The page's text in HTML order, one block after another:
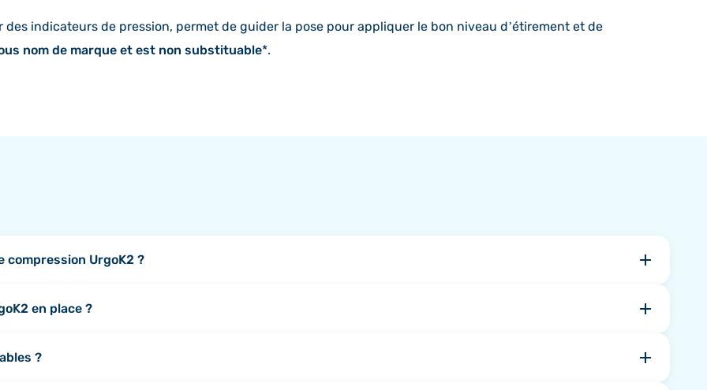
des indicateurs de pression, permet de guider la pose pour appliquer le bon niveau d’étirement et de
nom de marque et est non substituable*.
UrgoK2 ?
régulier avec le patient, peut néanmoins orienter le médecin prescripteur vers le kit le plus adapté.
en place ?
?